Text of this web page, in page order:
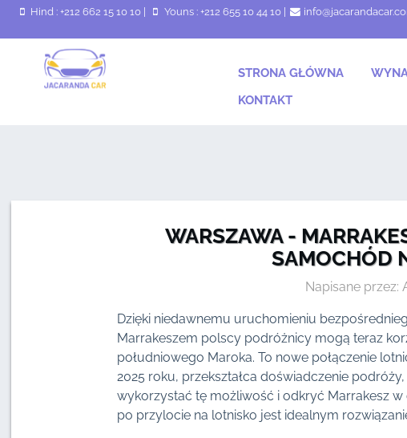
Hind : +212 662 15 10 10 Youns : +212 655 10 44 10
STRONA GŁÓWNA
KONTAKT
WARSZAWA -
SAMOCHÓD
Napisane przez:
Dzięki niedawnemu uruchomieniu
Marrakeszem polscy podróżnicy mogą teraz
południowego Maroka. To nowe połączenie
2025 roku, przekształca doświadczenie
wykorzystać tę możliwość i odkryć Marrakesz
po przylocie na lotnisko jest idealnym